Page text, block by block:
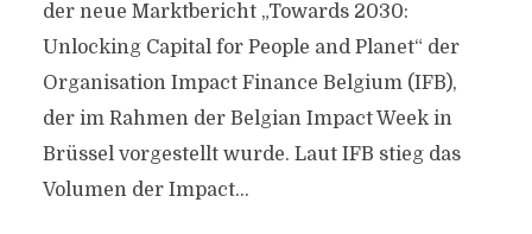
der neue Marktbericht „Towards 2030:
Unlocking Capital for People and Planet“ der
Organisation Impact Finance Belgium (IFB),
der im Rahmen der Belgian Impact Week in
Brüssel vorgestellt wurde. Laut IFB stieg das
Volumen der Impact...